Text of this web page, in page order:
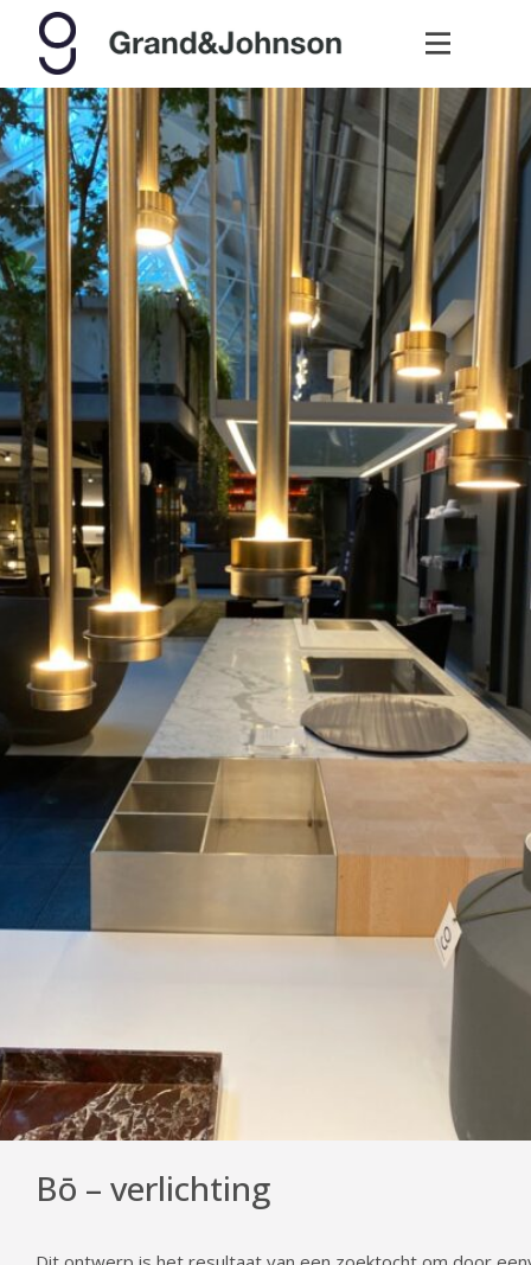
Bō – verlichting